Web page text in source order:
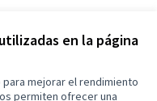
en la página
mejorar el rendimiento
permiten ofrecer una